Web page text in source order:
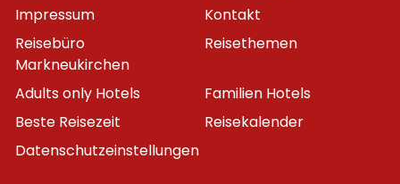
Impressum
Kontakt
Reisebüro
Markneukirchen
Reisethemen
Adults only Hotels
Familien Hotels
Beste Reisezeit
Reisekalender
Datenschutzeinstellungen